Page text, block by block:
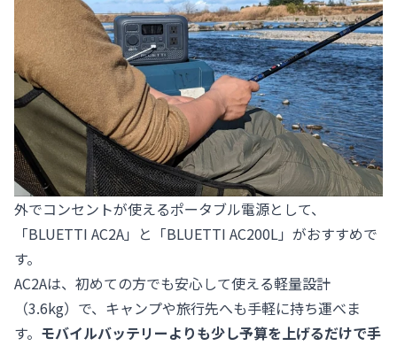
外でコンセントが使えるポータブル電源として、
「BLUETTI AC2A」と「BLUETTI AC200L」がおすすめで
す。
AC2Aは、初めての方でも安心して使える軽量設計
（3.6kg）で、キャンプや旅行先へも手軽に持ち運べま
す。 モバイルバッテリーよりも少し予算を上げるだけで手